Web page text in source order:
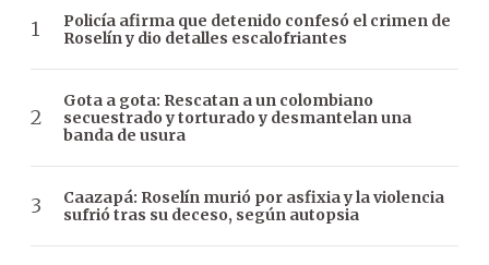
Policía afirma que detenido confesó el crimen de
Roselín y dio detalles escalofriantes
Gota a gota: Rescatan a un colombiano
secuestrado y torturado y desmantelan una
banda de usura
Caazapá: Roselín murió por asfixia y la violencia
sufrió tras su deceso, según autopsia